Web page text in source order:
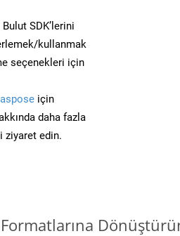
SDK’lerini
kullanmak
seçenekleri için
için
daha fazla
ziyaret edin.